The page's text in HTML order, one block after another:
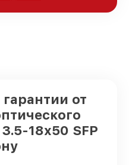
от
18x50 SFP